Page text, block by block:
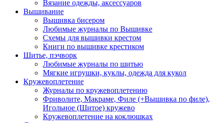
Вязание одежды, аксессуаров
Вышивание
Вышивка бисером
Любимые журналы по Вышивке
Схемы для вышивки крестом
Книги по вышивке крестиком
Шитье, пэчворк
Любимые журналы по шитью
Мягкие игрушки, куклы, одежда для кукол
Кружевоплетение
Журналы по кружевоплетению
Фриволите, Макраме, Филе (+Вышивка по филе),
Игольное (Шитое) кружево
Кружевоплетение на коклюшках